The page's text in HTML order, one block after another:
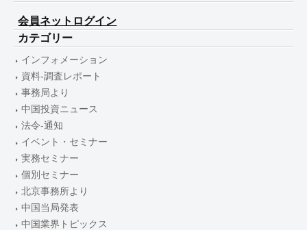
会員ネットログイン
カテゴリー
インフォメーション
資料-調査レポート
事務局より
中国投資ニュース
法令-通知
イベント・セミナー
実務セミナー
個別セミナー
北京事務所より
中国当局発表
中国業界トピックス